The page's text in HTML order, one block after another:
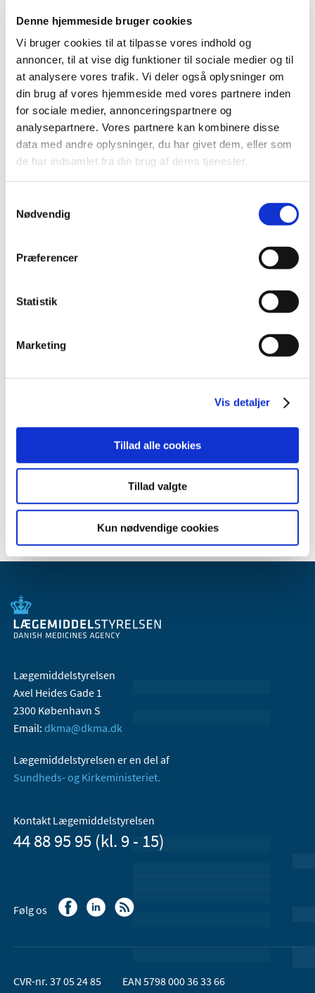
Denne hjemmeside bruger cookies
Vi bruger cookies til at tilpasse vores indhold og
annoncer, til at vise dig funktioner til sociale medier og til
at analysere vores trafik. Vi deler også oplysninger om
din brug af vores hjemmeside med vores partnere inden
for sociale medier, annonceringspartnere og
analysepartnere. Vores partnere kan kombinere disse
data med andre oplysninger, du har givet dem, eller som
de har indsamlet fra din brug af deres tjenester.
Nødvendig
Præferencer
Statistik
Marketing
Vis detaljer
Tillad alle cookies
Tillad valgte
Kun nødvendige cookies
september (13)
juli (5)
juni (21)
maj (18)
april (11)
marts (13)
februar (29)
januar (25)
2021 (516)
2019 (159)
2017 (167)
2015 (33)
2013 (49)
2011 (13)
Lægemiddelstyrelsen
Axel Heides Gade 1
2300 København S
Email: dkma@dkma.dk
Lægemiddelstyrelsen er en del af
Sundheds- og Kirkeministeriet.
Kontakt Lægemiddelstyrelsen
44 88 95 95 (kl. 9 - 15)
Følg os
CVR-nr. 37 05 24 85 EAN 5798 000 36 33 66